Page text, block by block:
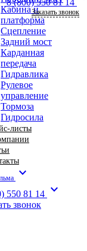
Кабина и
платформа
Сцепление
Задний мост
Карданная
передача
Гидравлика
Рулевое
управление
Тормоза
Гидросила
листы
expand_more
550 81 14 expand_more
звонок
Заказать звонок